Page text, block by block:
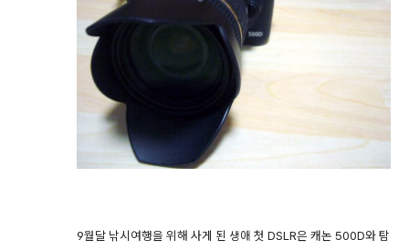
9월달 낚시여행을 위해 사게 된 생애 첫 DSLR은 캐논 500D와 탐